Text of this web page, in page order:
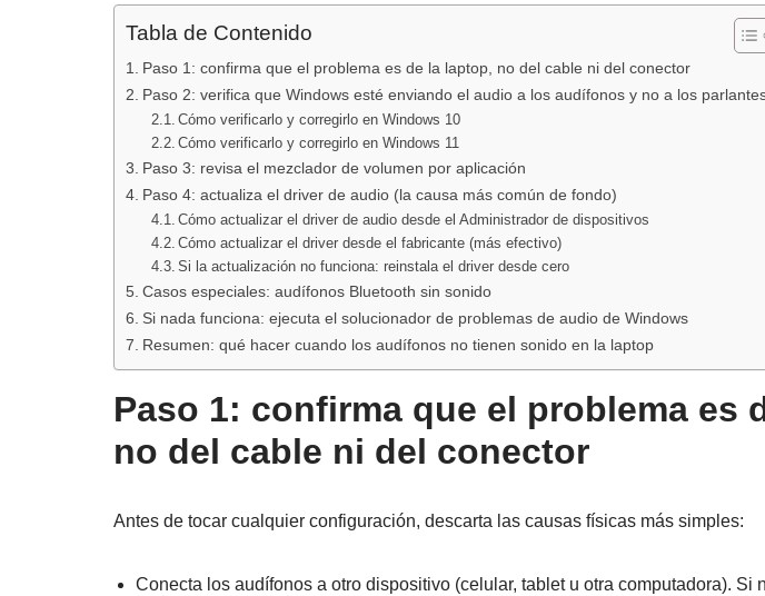
Tabla de Contenido
Paso 1: confirma que el problema es de la laptop, no del cable ni del conector
Paso 2: verifica que Windows esté enviando el audio a los audífonos y no a los
Cómo verificarlo y corregirlo en Windows 10
Cómo verificarlo y corregirlo en Windows 11
Paso 3: revisa el mezclador de volumen por aplicación
Paso 4: actualiza el driver de audio (la causa más común de fondo)
Cómo actualizar el driver de audio desde el Administrador de dispositivos
Cómo actualizar el driver desde el fabricante (más efectivo)
Si la actualización no funciona: reinstala el driver desde cero
Casos especiales: audífonos Bluetooth sin sonido
Si nada funciona: ejecuta el solucionador de problemas de audio de Windows
Resumen: qué hacer cuando los audífonos no tienen sonido en la laptop
Paso 1: confirma que el problema es
no del cable ni del conector
Antes de tocar cualquier configuración, descarta las causas físicas más simples:
Conecta los audífonos a otro dispositivo (celular, tablet u otra computadora). Si